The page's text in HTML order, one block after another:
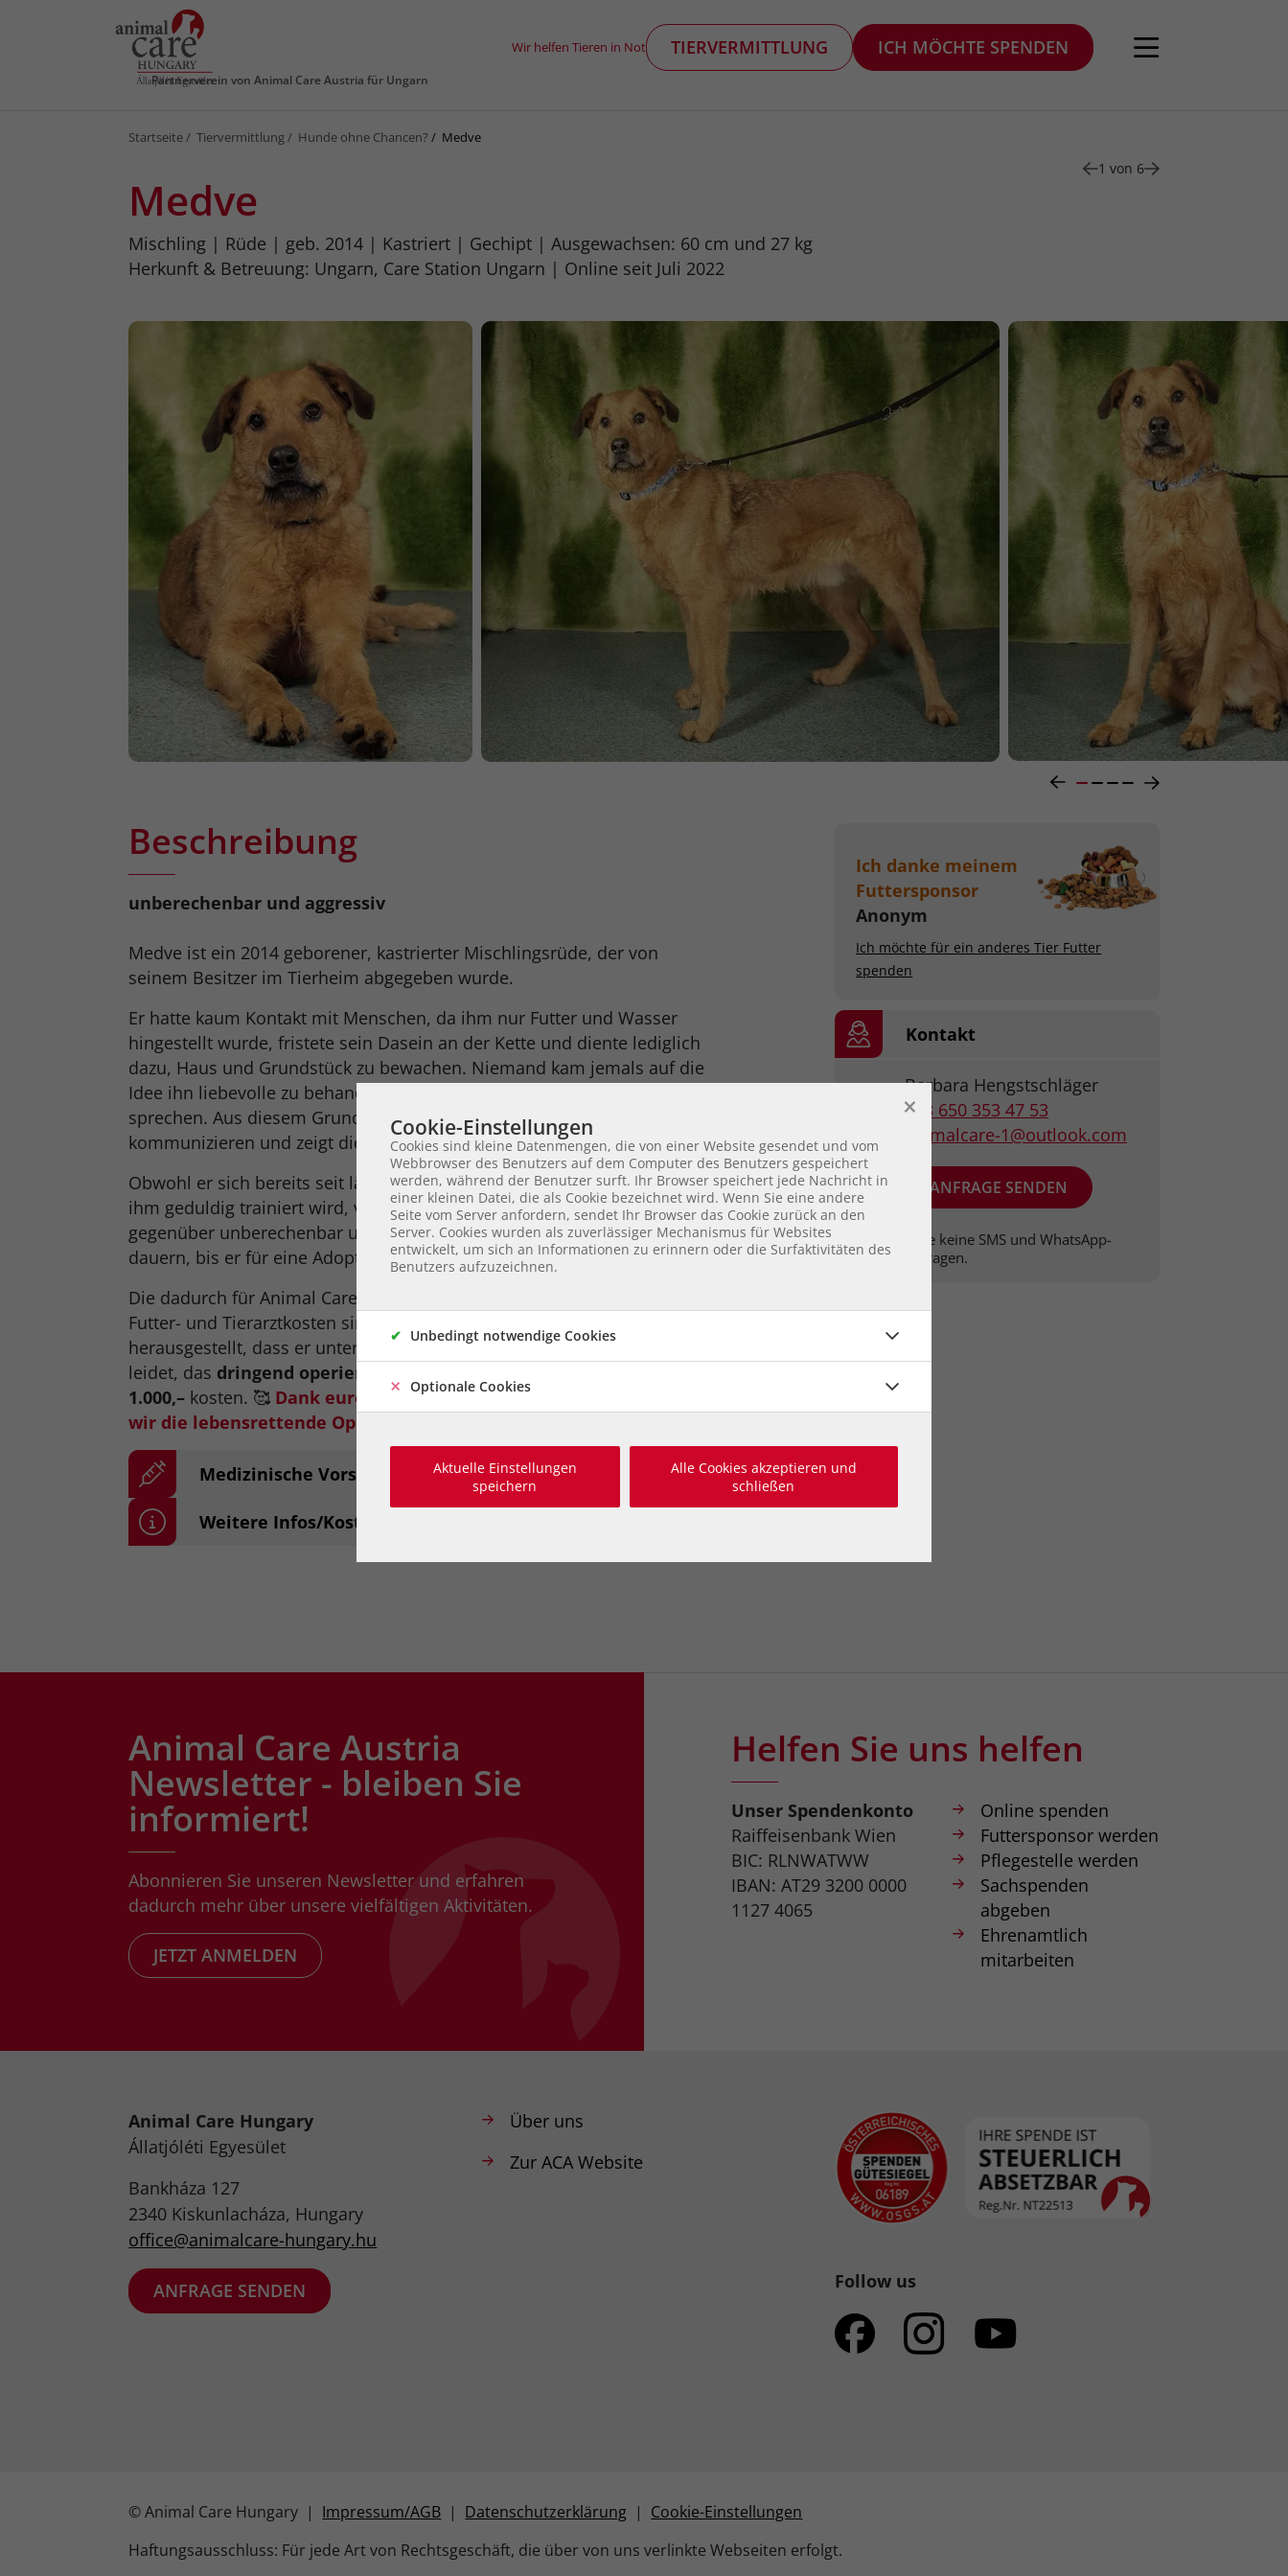
Cookie-Einstellungen
Cookies sind kleine Datenmengen, die von einer Website gesendet und vom
Webbrowser des Benutzers auf dem Computer des Benutzers gespeichert
werden, während der Benutzer surft. Ihr Browser speichert jede Nachricht in
einer kleinen Datei, die als Cookie bezeichnet wird. Wenn Sie eine andere
Seite vom Server anfordern, sendet Ihr Browser das Cookie zurück an den
Server. Cookies wurden als zuverlässiger Mechanismus für Websites
entwickelt, um sich an Informationen zu erinnern oder die Surfaktivitäten des
Benutzers aufzuzeichnen.
×
Unbedingt notwendige Cookies
Optionale Cookies
Aktuelle Einstellungen
speichern
Alle Cookies akzeptieren und
schließen
Partnerverein von Animal Care Austria für Ungarn
Wir helfen Tieren in Not TIERVERMITTLUNG ICH MÖCHTE SPENDEN
Startseite Tiervermittlung Hunde ohne Chancen? Medve
1 von 6
Medve
Mischling Rüde geb. 2014 Kastriert Gechipt
Ausgewachsen: 60 cm und 27 kg
Herkunft & Betreuung: Ungarn, Care Station Ungarn
Online seit Juli 2022
Beschreibung
unberechenbar und aggressiv
Medve ist ein 2014 geborener, kastrierter Mischlingsrüde, der von
seinem Besitzer im Tierheim abgegeben wurde.
Er hatte kaum Kontakt mit Menschen, da ihm nur Futter und Wasser
hingestellt wurde, fristete sein Dasein an der Kette und diente lediglich
dazu, Haus und Grundstück zu bewachen. Niemand kam jemals auf die
Idee ihn liebevolle zu behandeln, zu streicheln oder mit ihm zu
sprechen. Aus diesem Grund hat Medve nie gelernt, mit Menschen zu
kommunizieren und zeigt dies in seinem Verhalten deutlich.
Obwohl er sich bereits seit längerer Zeit im Tierheim befindet und mit
ihm geduldig trainiert wird, verhält er sich fremden Menschen
gegenüber unberechenbar und unfreundlich. Es wird noch sehr lange
dauern, bis er für eine Adoption bereit ist.
Die dadurch für Animal Care Austria entstehenden Unterbringungs-,
Futter- und Tierarztkosten sind beträchtlich. Zudem hat sich
herausgestellt, dass er unter einemMastocytom (Mastzellentumor)
leidet, das dringend operiert
1.000,– kosten. 🥰 Dank eurer unglaublichen Unterstützung konnten
wir die lebensrettende Operation finanzieren.
Medizinische Vorsorge
Weitere Infos/Kosten
Ich danke meinem
Futtersponsor
Anonym
Ich möchte für ein anderes Tier Futter
spenden
Kontakt
Barbara Hengstschläger
+43 650 353 47 53
animalcare-1@outlook.com
ANFRAGE SENDEN
Bitte keine SMS und WhatsApp-
Anfragen.
Animal Care Austria
Newsletter - bleiben Sie
informiert!
Abonnieren Sie unseren Newsletter und erfahren
dadurch mehr über unsere vielfältigen Aktivitäten.
JETZT ANMELDEN
Helfen Sie uns helfen
Unser Spendenkonto
Raiffeisenbank Wien
BIC: RLNWATWW
IBAN: AT29 3200 0000
1127 4065
Online spenden
Futtersponsor werden
Pflegestelle werden
Sachspenden
abgeben
Ehrenamtlich
mitarbeiten
Animal Care Hungary
Állatjóléti Egyesület
Bankháza 127
2340 Kiskunlacháza, Hungary
office@animalcare-hungary.hu​
ANFRAGE SENDEN
Über uns
Zur ACA Website
Follow us
© Animal Care Hungary | Impressum/AGB | Datenschutzerklärung | Cookie-Einstellungen
Haftungsausschluss: Für jede Art von Rechtsgeschäft, die über von uns verlinkte Webseiten erfolgt.